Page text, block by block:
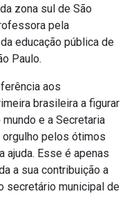
zona sul de São
pela
educação pública de
Paulo.
aos
brasileira a figurar
e a Secretaria
orgulho pelos ótimos
Esse é apenas
a sua contribuição a
secretário municipal de